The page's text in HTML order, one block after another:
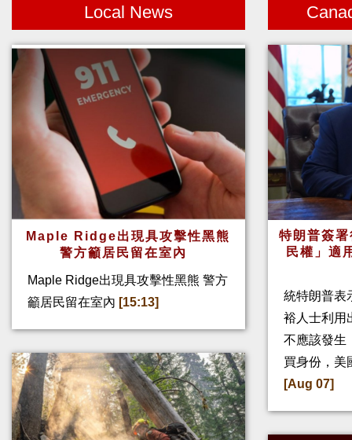
Local News
Maple Ridge出現具攻擊性黑熊
警方籲居民留在室內
Maple Ridge出現具攻擊性黑熊 警方
籲居民留在室內 [15:13]
特朗普簽
民權」適
統特朗普表
裕人士利用
不應該發生
買身份，美
[Aug 07]